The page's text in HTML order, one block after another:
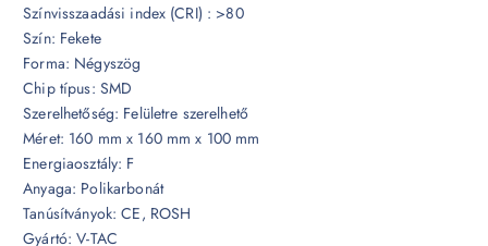
Színvisszaadási index (CRI) : >80
Szín: Fekete
Forma: Négyszög
Chip típus: SMD
Szerelhetőség: Felületre szerelhető
Méret: 160 mm x 160 mm x 100 mm
Energiaosztály: F
Anyaga: Polikarbonát
Tanúsítványok: CE, ROSH
Gyártó: V-TAC